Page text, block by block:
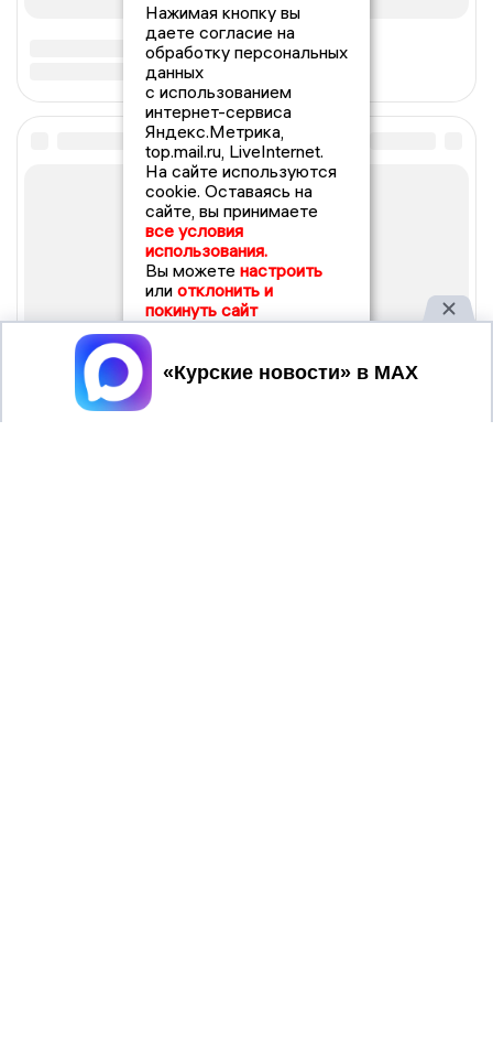
Нажимая кнопку вы
даете согласие на
обработку персональных
данных
с использованием
интернет-сервиса
Яндекс.Метрика,
top.mail.ru, LiveInternet.
На сайте используются
cookie. Оставаясь на
сайте, вы принимаете
все условия
использования.
Вы можете настроить
или отклонить и
покинуть сайт
Принять